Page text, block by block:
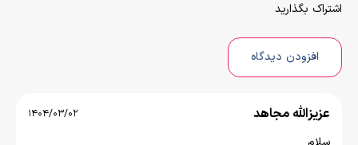
اشتراک بگذارید
افزودن دیدگاه
عزیزالله مجاهد 1404/03/02